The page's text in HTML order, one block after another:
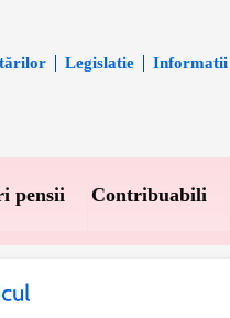
Legislatie Informatii
pensii Contribuabili